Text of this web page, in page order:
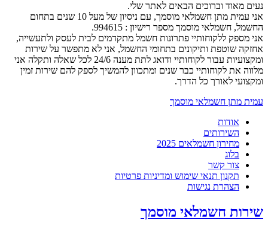
נעים מאוד וברוכים הבאים לאתר שלי.
אני עמית מתן חשמלאי מוסמך, עם ניסיון של מעל 10 שנים בתחום
החשמל, חשמלאי מוסמך מספר רישיון : 994615.
אני מספק ללקוחותיי פתרונות חשמל מתקדמים לבית לעסק ולתעשייה,
אחזקה שוטפת ותיקונים בתחומי החשמל, אני לא מתפשר על שירות
ומקצועיות עבור לקוחותיי ודואג לתת מענה 24/6 לכל שאלה ותקלה אני
מלווה את לקוחותיי כבר שנים ומתכוון להמשיך לספק להם שירות זמין
ומקצועי לאורך כל הדרך.
עמית מתן חשמלאי מוסמך
אודות
השירותים
מחירון חשמלאים 2025
בלוג
צור קשר
תקנון תנאי שימוש ומדיניות פרטיות
הצהרת נגישות
שירות חשמלאי מוסמך